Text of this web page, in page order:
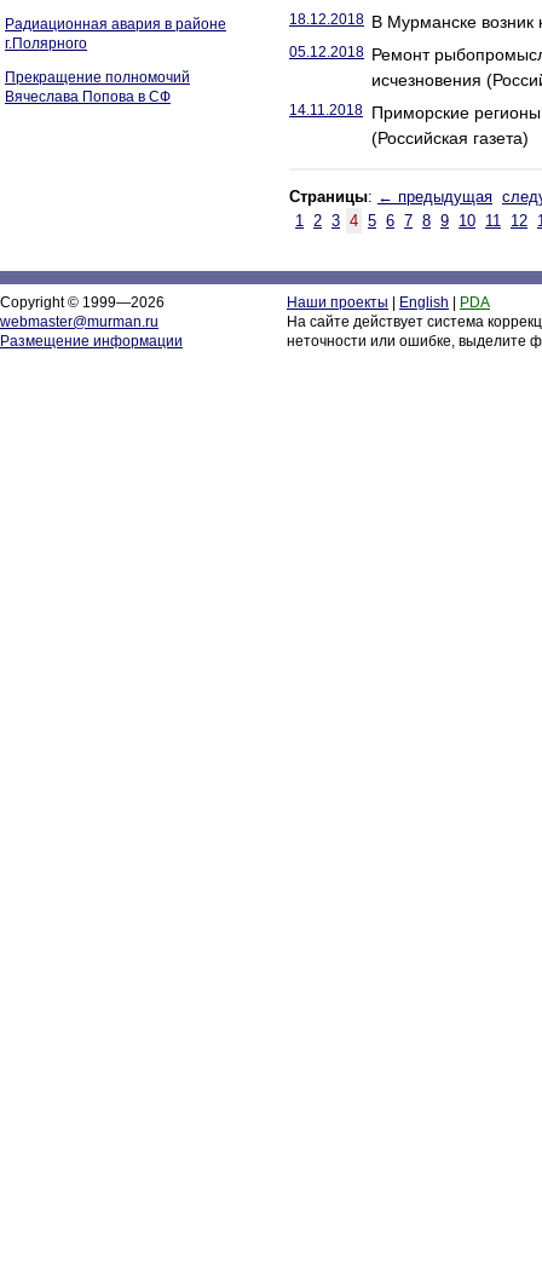
Радиационная авария в районе
г.Полярного
Прекращение полномочий
Вячеслава Попова в СФ
18.12.2018 В Мурманске возник
05.12.2018 Ремонт
исчезновения
14.11.2018 Приморские
(Российская газета)
Страницы: ← предыдущая
1 2 3 4 5 6 7 8 9 10 11 12
Copyright © 1999—2026
webmaster@murman.ru
Размещение информации
Наши проекты English
PDA
На сайте действует система
неточности или ошибке, выделите